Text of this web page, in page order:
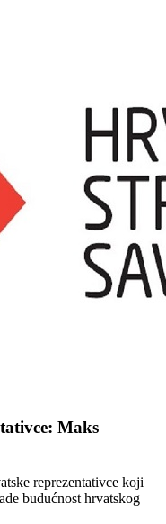
Maks
reprezentativce koji
budućnost hrvatskog